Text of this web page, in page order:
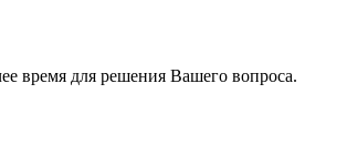
время для решения Вашего вопроса.